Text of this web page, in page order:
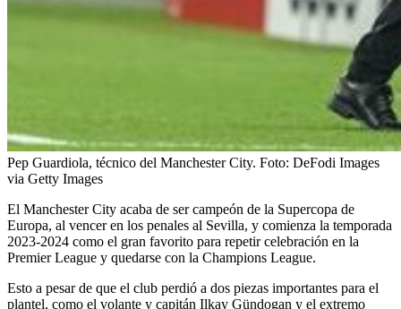
Pep Guardiola, técnico del Manchester City. Foto: DeFodi Images
via Getty Images
El Manchester City acaba de ser campeón de la Supercopa de
Europa, al vencer en los penales al Sevilla, y comienza la temporada
2023-2024 como el gran favorito para repetir celebración en la
Premier League y quedarse con la Champions League.
Esto a pesar de que el club perdió a dos piezas importantes para el
plantel, como el volante y capitán Ilkay Gündogan y el extremo